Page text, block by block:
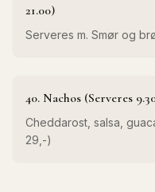
21.00)
Serveres m. Smør og
40. Nachos (Serveres
Cheddarost, salsa,
29,-)